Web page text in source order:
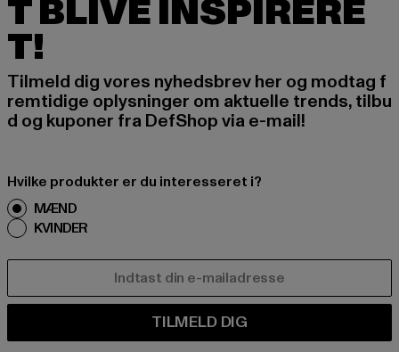
T BLIVE INSPIRERE
T!
Tilmeld dig vores nyhedsbrev her og modtag f
remtidige oplysninger om aktuelle trends, tilbu
d og kuponer fra DefShop via e-mail!
Hvilke produkter er du interesseret i?
MÆND
KVINDER
TILMELD DIG